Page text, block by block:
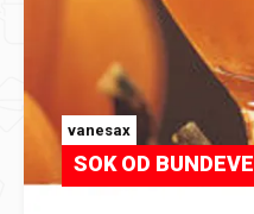
vanesax
SOK OD BUNDEVE